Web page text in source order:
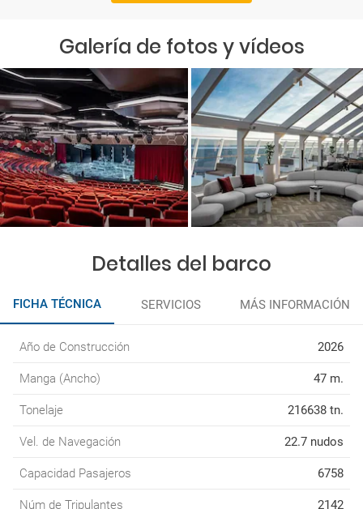
Galería de fotos y vídeos
Detalles del barco
FICHA TÉCNICA SERVICIOS MÁS INFORMACIÓN
Año de Construcción 2026
Manga (Ancho) 47 m.
Tonelaje 216638 tn.
Vel. de Navegación 22.7 nudos
Capacidad Pasajeros 6758
Núm de Tripulantes 2142